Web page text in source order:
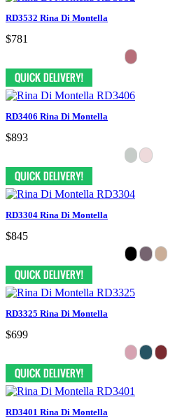
RD3532 Rina Di Montella
$781
RD3406 Rina Di Montella
$893
RD3304 Rina Di Montella
$845
RD3325 Rina Di Montella
$699
RD3401 Rina Di Montella